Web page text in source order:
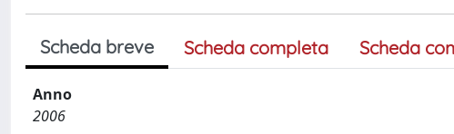
Scheda breve Scheda completa Scheda
Anno
2006